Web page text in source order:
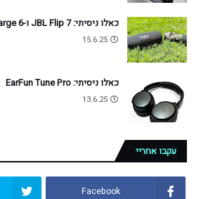
כאלו ניסיתי: JBL Flip 7 ו-Charge 6
15.6.25
כאלו ניסיתי: EarFun Tune Pro
13.6.25
עקבו אחריי
Facebook